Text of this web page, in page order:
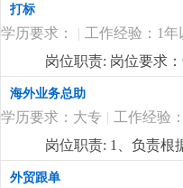
打标
学历要求： | 工作经验：1年
岗位职责: 岗位要求
吃包住，不吃不住补
海外业务总助
学历要求：大专 | 工作经验
岗位职责: 1、负责根
2、负责开拓新客户
员协调各个部门的关
外贸跟单